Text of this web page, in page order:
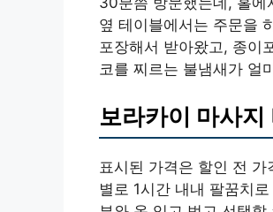
옆 테이블에서는 주문을
포장해서 받아왔고, 종이
코를 찌르는 불냄새가 얼
보라카이 마사지
표시된 가격은 할인 전
별로 1시간 내내 팔꿈치